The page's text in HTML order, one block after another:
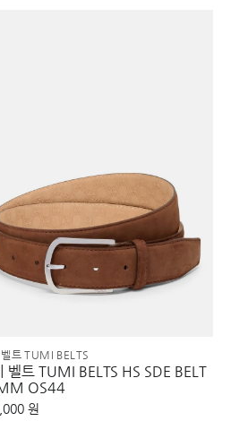
트 TUMI BELTS
벨트 TUMI BELTS HS SDE BELT
OS44
원